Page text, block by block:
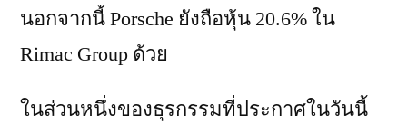
นอกจากนี้ Porsche ยังถือหุ้น 20.6% ใน
Rimac Group ด้วย
ในส่วนหนึ่งของธุรกรรมที่ประกาศในวันนี้